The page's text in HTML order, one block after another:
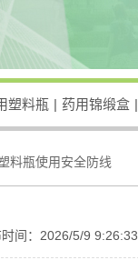
塑料瓶 | 药用锦缎盒 |
料瓶使用安全防线
时间：2026/5/9 9:26:33